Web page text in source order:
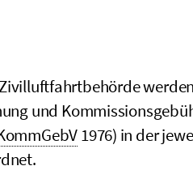
und
1976) in der